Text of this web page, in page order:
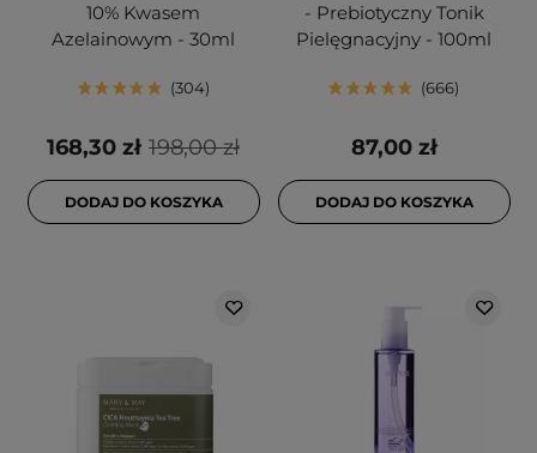
10% Kwasem
Azelainowym - 30ml
304
198,00 zł
168,30 zł
DODAJ DO KOSZYKA
- Prebiotyczny Tonik
Pielęgnacyjny - 100ml
666
87,00 zł
DODAJ DO KOSZYKA